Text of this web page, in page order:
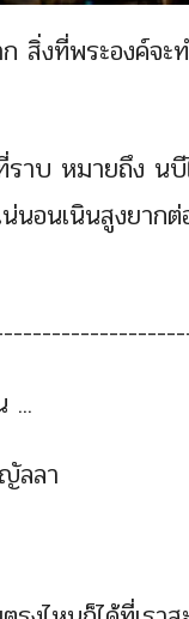
สิ่งที่พระองค์จ
ราบ หมายถึง น
อนเนินสูงยาก
...
ลลา